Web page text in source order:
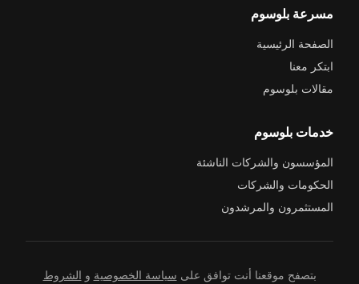
مسرعة بلوسوم
الصفحة الرئيسية
ابتكر معنا
مقالات بلوسوم
خدمات بلوسوم
المؤسسون والشركات الناشئة
الحكومات والشركات
المستثمرون والمرشدون
بتصفح موقعنا أنت توافق على سياسة الخصوصية و الشروط